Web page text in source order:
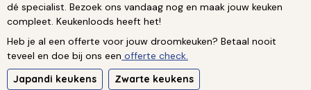
dé specialist. Bezoek ons vandaag nog en maak jouw keuken
compleet. Keukenloods heeft het!
Heb je al een offerte voor jouw droomkeuken? Betaal nooit
teveel en doe bij ons een offerte check.
Japandi keukens
Zwarte keukens